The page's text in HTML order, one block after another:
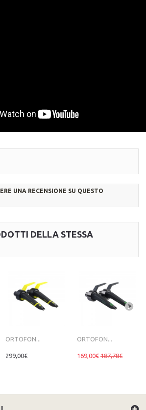
UNA RECENSIONE SU QUESTO
DELLA STESSA
ORTOFON...
299,00€
ORTOFON...
169,00€ 187,78€